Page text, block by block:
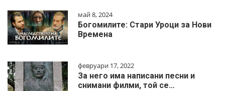
май 8, 2024
Богомилите: Стари Уроци за Нови
Времена
февруари 17, 2022
За него има написани песни и
снимани филми, той се…